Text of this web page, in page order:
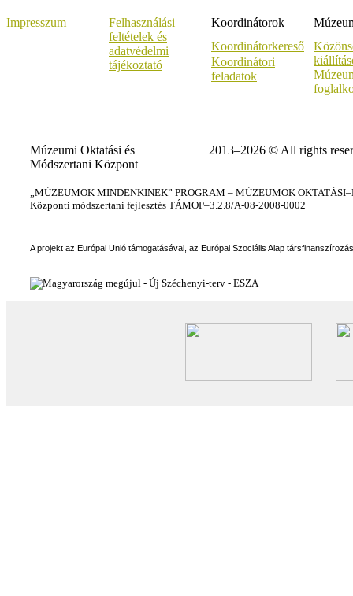
Impresszum
Felhasználási
feltételek és
adatvédelmi
tájékoztató
Koordinátorok
Koordinátorkereső
Koordinátori
feladatok
Múzeumi Oktatási és
Módszertani Központ
2013–2026 © All rights
„MÚZEUMOK MINDENKINEK” PROGRAM – MÚZEUMOK
Központi módszertani fejlesztés TÁMOP–3.2.8/A-08-2008-0002
A projekt az Európai Unió támogatásával, az Európai Szociális Alap